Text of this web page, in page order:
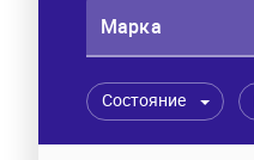
Марка
Состояние